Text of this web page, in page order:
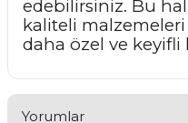
edebilirsiniz. Bu
kaliteli malzemeleri
daha özel ve
Yorumlar